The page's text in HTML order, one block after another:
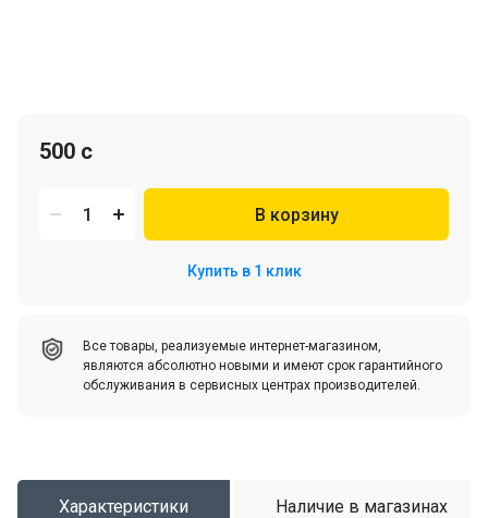
500 c
В корзину
Купить в 1 клик
Все товары, реализуемые интернет-магазином,
являются абсолютно новыми и имеют срок гарантийного
обслуживания в сервисных центрах производителей.
Характеристики Наличие в магазинах